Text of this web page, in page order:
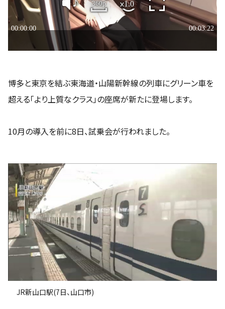
博多と東京を結ぶ東海道・山陽新幹線の列車にグリーン車を
超える「より上質なクラス」の座席が新たに登場します。
10月の導入を前に8日、試乗会が行われました。
JR新山口駅(7日、山口市)